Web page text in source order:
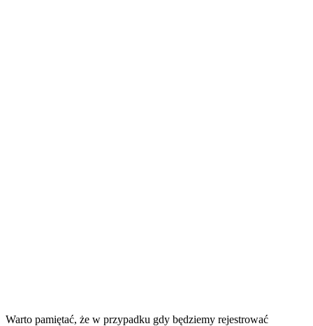
Warto pamiętać, że w przypadku gdy będziemy rejestrować